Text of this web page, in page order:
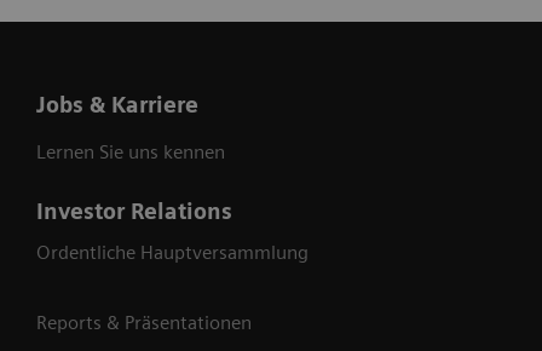
Jobs & Karriere
Lernen Sie uns kennen
Investor Relations
Ordentliche Hauptversammlung
Reports & Präsentationen